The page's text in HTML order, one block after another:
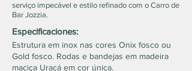
serviço impecável e estilo refinado com o Carro de
Bar Jozzia.
Especificaciones:
Estrutura em inox nas cores Onix fosco ou
Gold fosco. Rodas e bandejas em madeira
maciça Uracá em cor única.